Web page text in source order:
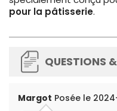
pour la pâtisserie.
QUESTIONS
Margot Posée le